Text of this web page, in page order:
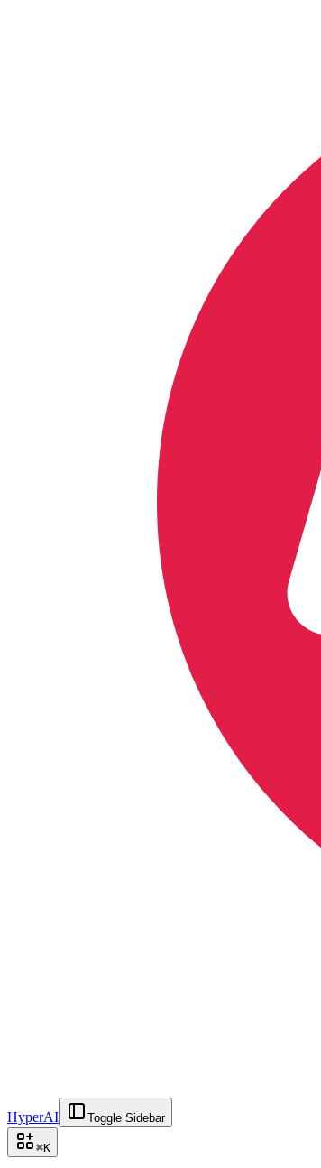
HyperAI Toggle Sidebar
⌘K